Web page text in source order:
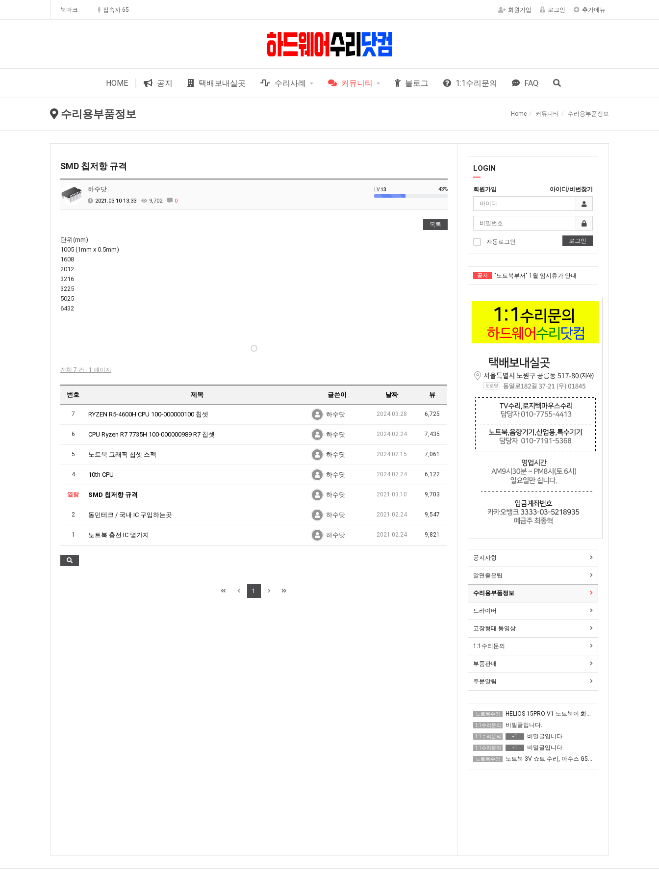
북마크 접속자 65 회원가입 로그인 추가메뉴
HOME 공지 택배보내실곳 수리사례 커뮤니티 블로그 1:1수리문의 FAQ
수리용부품정보 Home 커뮤니티 수리용부품정보
SMD 칩저항 규격
하수닷
2021.03.10 13:33 9,702 0
LV.13 43%
목록
단위(mm)
1005 (1mm x 0.5mm)
1608
2012
3216
3225
5025
6432
전체 7 건 - 1 페이지
번호 제목 글쓴이 날짜 뷰
7 RYZEN R5-4600H CPU 100-000000100 칩셋 하수닷 2024.03.28 6,725
6 CPU Ryzen R7 7735H 100-000000989 R7 칩셋 하수닷 2024.02.24 7,435
5 노트북 그래픽 칩셋 스펙 하수닷 2024.02.15 7,061
4 10th CPU 하수닷 2024.02.24 6,122
열람 SMD 칩저항 규격 하수닷 2021.03.10 9,703
2 동민테크 / 국내 IC 구입하는곳 하수닷 2021.02.24 9,547
1 노트북 충전 IC 몇가지 하수닷 2021.02.24 9,821
1
LOGIN
회원가입 아이디/비번찾기
자동로그인 로그인
공지 "노트북부서" 1월 임시휴가 안내
2025년 8월 휴가안내입니다.
2024년 한가위 휴일 안내
택배비인상안내
"노트북부서" 1월 임시휴가 안내
★★★ 1:1 수리문의 문의 ★★★
2025년 8월 휴가안내입니다.
2024년 한가위 휴일 안내
택배비인상안내
공지사항
알면좋은팁
수리용부품정보
드라이버
고장형태 동영상
1:1수리문의
부품판매
주문알림
노트북수리 HELIOS 15PRO V1 노트북이 화면이 매우 어두운 증상 수리
1:1수리문의 비밀글입니다.
1:1수리문의 +1 비밀글입니다.
1:1수리문의 +1 비밀글입니다.
노트북수리 노트북 3V 쇼트 수리, 아수스 G513QR 전원 안 켜짐